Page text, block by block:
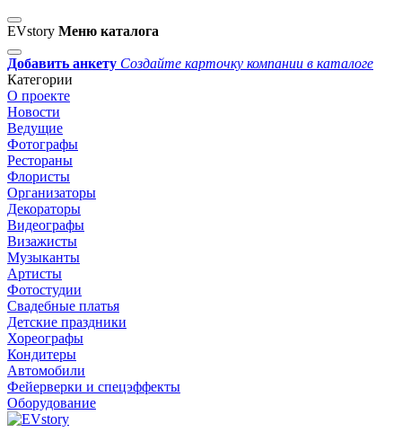
EVstory Меню каталога
Добавить анкету Создайте карточку компании в каталоге
Категории
О проекте
Новости
Ведущие
Фотографы
Рестораны
Флористы
Организаторы
Декораторы
Видеографы
Визажисты
Музыканты
Артисты
Фотостудии
Свадебные платья
Детские праздники
Хореографы
Кондитеры
Автомобили
Фейерверки и спецэффекты
Оборудование